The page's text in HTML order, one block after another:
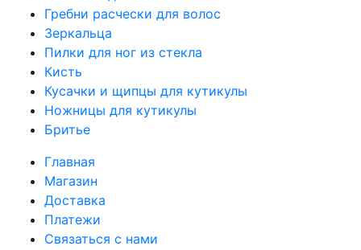
Гребни расчески для волос
Зеркальца
Пилки для ног из стекла
Кисть
Кусачки и щипцы для кутикулы
Ножницы для кутикулы
Бритье
Главная
Магазин
Доставка
Платежи
Связаться с нами